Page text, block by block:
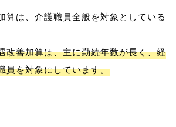
算は、介護職員全般を対象としている
改善加算は、主に勤続年数が長く、経
員を対象にしています。